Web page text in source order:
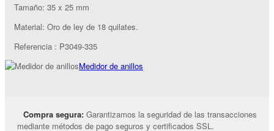
Tamaño: 35 x 25 mm
Material: Oro de ley de 18 quilates.
Referencia : P3049-335
Medidor de anillos
Compra segura: Garantizamos la seguridad de las transacciones
mediante métodos de pago seguros y certificados SSL.